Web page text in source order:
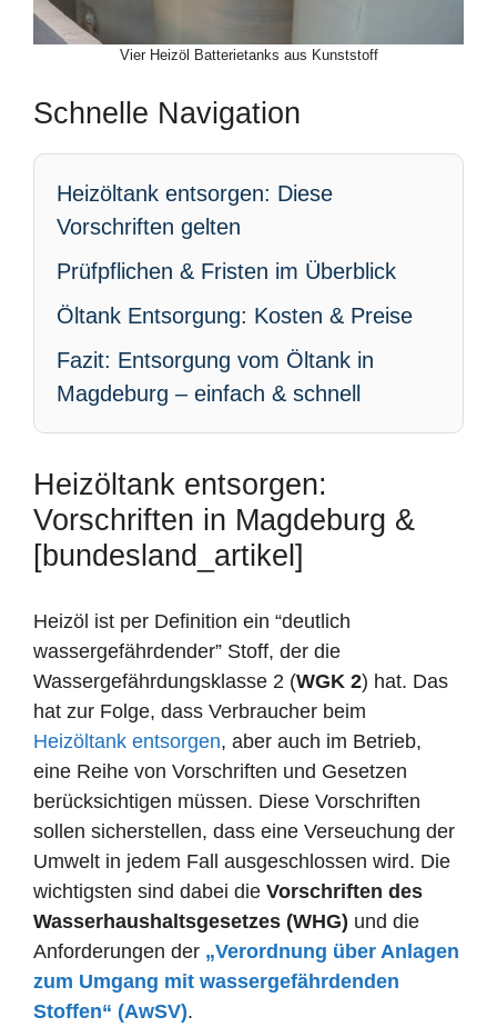
Vier Heizöl Batterietanks aus Kunststoff
Schnelle Navigation
Heizöltank entsorgen: Diese
Vorschriften gelten
Prüfpflichen & Fristen im Überblick
Öltank Entsorgung: Kosten & Preise
Fazit: Entsorgung vom Öltank in
Magdeburg – einfach & schnell
Heizöltank entsorgen:
Vorschriften in Magdeburg &
[bundesland_artikel]
Heizöl ist per Definition ein “deutlich
wassergefährdender” Stoff, der die
Wassergefährdungsklasse 2 (WGK 2) hat. Das
hat zur Folge, dass Verbraucher beim
Heizöltank entsorgen, aber auch im Betrieb,
eine Reihe von Vorschriften und Gesetzen
berücksichtigen müssen. Diese Vorschriften
sollen sicherstellen, dass eine Verseuchung der
Umwelt in jedem Fall ausgeschlossen wird. Die
wichtigsten sind dabei die Vorschriften des
Wasserhaushaltsgesetzes (WHG) und die
Anforderungen der „Verordnung über Anlagen
zum Umgang mit wassergefährdenden
Stoffen“ (AwSV).